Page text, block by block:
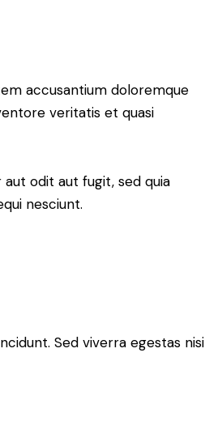
accusantium doloremque
veritatis et quasi
odit aut fugit, sed quia
nesciunt.
Sed viverra egestas nisi